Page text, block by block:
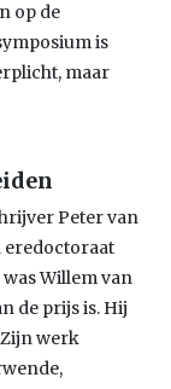
op de
is
maar
Peter van
eredoctoraat
Willem van
de prijs is. Hij
werk